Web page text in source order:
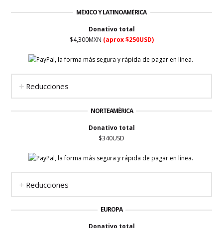
MÉXICO Y LATINOAMÉRICA
Donativo total
$4,300MXN (aprox $250USD)
Reducciones
NORTEAMÉRICA
Donativo total
$340USD
Reducciones
EUROPA
Donativo total